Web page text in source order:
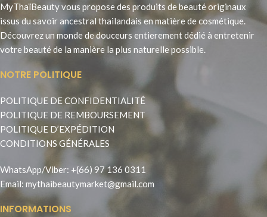
MyThaïBeauty vous propose des produits de beauté originaux
issus du savoir ancestral thailandais en matière de cosmétique.
Découvrez un monde de douceurs entierement dédié à entretenir
votre beauté de la manière la plus naturelle possible.
NOTRE POLITIQUE
POLITIQUE DE CONFIDENTIALITÉ
POLITIQUE DE REMBOURSEMENT
POLITIQUE D’EXPÉDITION
CONDITIONS GÉNÉRALES
WhatsApp/Viber: +(66) 97 136 0311
Email: mythaibeautymarket@gmail.com
INFORMATIONS